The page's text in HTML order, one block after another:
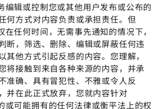
辑或控制您或其他用户发布或公布的
何方式对内容负责或承担责任。但
任何时间，无需事先通知的情况下，
断，筛选、删除、编辑或屏蔽任何违
其他方式引起反感的内容。您理解，
将接触到来自各种来源的内容，并承
准确、具有冒犯性、不雅或令人反
并在此正式放弃，您就内容针对
可能拥有的任何法律或衡平法上的权